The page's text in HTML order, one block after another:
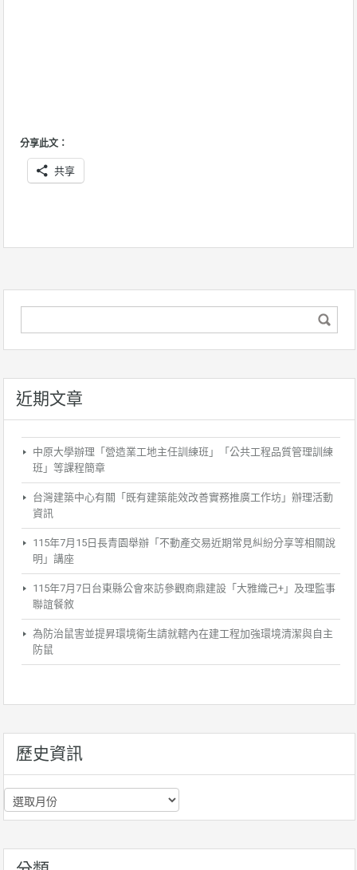
分享此文：
共享
近期文章
中原大學辦理「營造業工地主任訓練班」「公共工程品質管理訓練
班」等課程簡章
台灣建築中心有關「既有建築能效改善實務推廣工作坊」辦理活動
資訊
115年7月15日長青園舉辦「不動產交易近期常見糾紛分享等相關說
明」講座
115年7月7日台東縣公會來訪參觀商鼎建設「大雅織己+」及理監事
聯誼餐敘
為防治鼠害並提昇環境衛生請就轄內在建工程加強環境清潔與自主
防鼠
歷史資訊
歷
史